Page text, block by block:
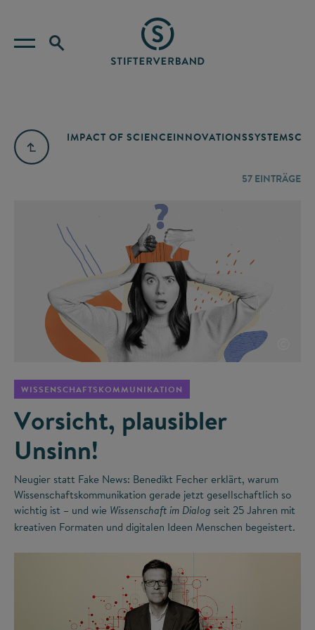
IMPACT OF SCIENCEINNOVATIONSSYSTEM
57 EINTRÄGE
WISSENSCHAFTSKOMMUNIKATION
Vorsicht, plausibler
Unsinn!
Neugier statt Fake News: Benedikt Fecher erklärt, warum
Wissenschaftskommunikation gerade jetzt gesellschaftlich so
wichtig ist – und wie Wissenschaft im Dialog seit 25 Jahren mit
kreativen Formaten und digitalen Ideen Menschen begeistert.